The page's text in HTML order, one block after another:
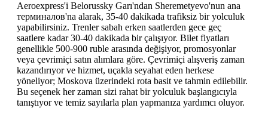
Aeroexpress'i Belorussky Garı'ndan Sheremetyevo'nun ana
терминалов'na alarak, 35-40 dakikada trafiksiz bir yolculuk
yapabilirsiniz. Trenler sabah erken saatlerden gece geç
saatlere kadar 30-40 dakikada bir çalışıyor. Bilet fiyatları
genellikle 500-900 ruble arasında değişiyor, promosyonlar
veya çevrimiçi satın alımlara göre. Çevrimiçi alışveriş zaman
kazandırıyor ve hizmet, uçakla seyahat eden herkese
yöneliyor; Moskova üzerindeki rota basit ve tahmin edilebilir.
Bu seçenek her zaman sizi rahat bir yolculuk başlangıcıyla
tanıştıyor ve temiz sayılarla plan yapmanıza yardımcı oluyor.